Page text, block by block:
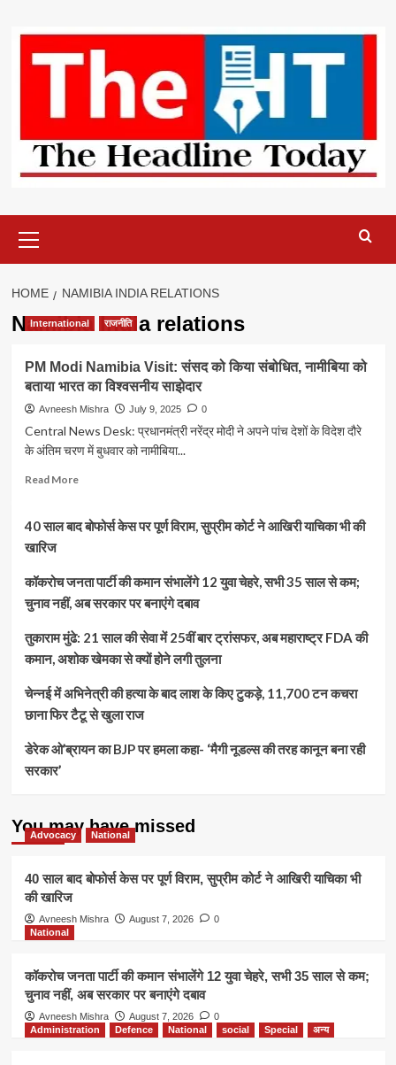
content
Menu
HOME NAMIBIA INDIA RELATIONS
Namibia India relations
International राजनीति
PM Modi Namibia Visit: संसद को किया संबोधित, नामीबिया को
बताया भारत का विश्वसनीय साझेदार
Avneesh Mishra July 9, 2025 0
Central News Desk: प्रधानमंत्री नरेंद्र मोदी ने अपने पांच देशों के विदेश दौरे
के अंतिम चरण में बुधवार को नामीबिया...
Read MoreRead
PM
Visit:
को
संबोधित,
नामीबिया
बताया
भारत
विश्वसनीय
40 साल बाद बोफोर्स केस पर पूर्ण विराम, सुप्रीम कोर्ट ने आखिरी याचिका भी की
खारिज
कॉकरोच जनता पार्टी की कमान संभालेंगे 12 युवा चेहरे, सभी 35 साल से कम;
चुनाव नहीं, अब सरकार पर बनाएंगे दबाव
तुकाराम मुंढे: 21 साल की सेवा में 25वीं बार ट्रांसफर, अब महाराष्ट्र FDA की
कमान, अशोक खेमका से क्यों होने लगी तुलना
चेन्नई में अभिनेत्री की हत्या के बाद लाश के किए टुकड़े, 11,700 टन कचरा
छाना फिर टैटू से खुला राज
डेरेक ओ’ब्रायन का BJP पर हमला कहा- ‘मैगी नूडल्स की तरह कानून बना रही
सरकार’
You may have missed
Advocacy National
40 साल बाद बोफोर्स केस पर पूर्ण विराम, सुप्रीम कोर्ट ने आखिरी याचिका भी
की खारिज
Avneesh Mishra August 7, 2026
0
National
कॉकरोच जनता पार्टी की कमान संभालेंगे 12 युवा चेहरे, सभी 35 साल से कम;
चुनाव नहीं, अब सरकार पर बनाएंगे दबाव
Avneesh Mishra August 7, 2026
0
Administration
Defence National social Special अन्य